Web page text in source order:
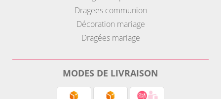
Dragees communion
Décoration mariage
Dragées mariage
MODES DE LIVRAISON